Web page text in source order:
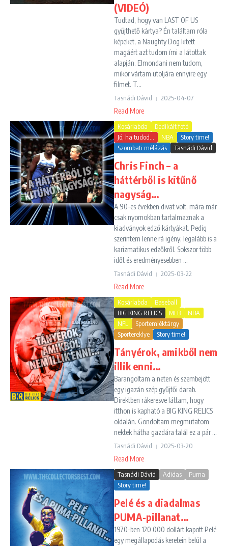
(VIDEÓ)
Tudtad, hogy van LAST OF US
gyűjthető kártya? Én találtam róla
képeket, a Naughty Dog kitett
magáért azt tudom írni a látottak
alapján. Elmondani nem tudom,
mikor vártam utoljára ennyire egy
filmet. T...
Tasnádi Dávid 2025-04-07
Read More
Kosárlabda
Dedikált fotó
Jó, ha tudod...
NBA
Story time!
Szombati mélázás
Tasnádi Dávid
Chris Finch – a
háttérből is kitűnő
nagyság…
A 90-es években divat volt, mára már
csak nyomokban tartalmaznak a
kiadványok edző kártyákat. Pedig
szerintem lenne rá igény, legalább is a
karizmatikus edzőkről. Sokszor több
időt és eredményesebben ...
Tasnádi Dávid 2025-03-22
Read More
Kosárlabda
Baseball
BIG KING RELICS
MLB
NBA
NFL
Sportemléktárgy
Sportereklye
Story time!
Tányérok, amikből nem
illik enni…
Barangoltam a neten és szembejött
egy igazán szép gyűjtői darab.
Direktben rákeresve láttam, hogy
itthon is kapható a BIG KING RELICS
oldalán. Gondoltam megmutatom
nektek hátha gazdára talál ez a pár ...
Tasnádi Dávid 2025-03-20
Read More
Tasnádi Dávid Adidas
Puma
Story time!
Pelé és a diadalmas
PUMA-pillanat…
1970-ben 120 000 dollárt kapott Pelé
egy megállapodás keretein belül a